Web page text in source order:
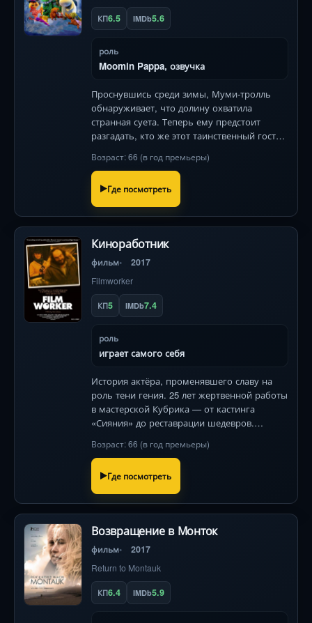
КП6.5 IMDb5.6
роль
Moomin Pappa, озвучка
Проснувшись среди зимы, Муми-тролль
обнаруживает, что долину охватила
странная суета. Теперь ему предстоит
разгадать, кто же этот таинственный гость
боятся?
Возраст: 66 (в год премьеры)
Где посмотреть
Киноработник
фильм 2017
Filmworker
КП5 IMDb7.4
роль
играет самого себя
История актёра, променявшего славу на
роль тени гения. 25 лет жертвенной работы
в мастерской Кубрика — от кастинга
«Сияния» до реставрации шедевров.
творца .
Возраст: 66 (в год премьеры)
Где посмотреть
Возвращение в Монток
фильм 2017
Return to Montauk
КП6.4 IMDb5.9